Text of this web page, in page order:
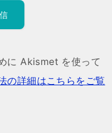
に Akismet を使って
の詳細はこちらをご覧